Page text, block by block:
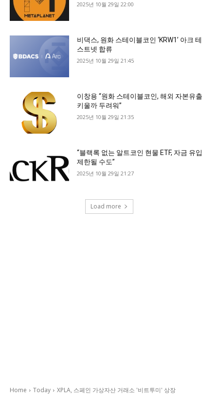
2025년 10월 29일 22:00
비댁스, 원화 스테이블코인 ‘KRW1’ 아크 테
스트넷 합류
2025년 10월 29일 21:45
이창용 “원화 스테이블코인, 해외 자본유출
키울까 두려워”
2025년 10월 29일 21:35
“블랙록 없는 알트코인 현물 ETF, 자금 유입
제한될 수도”
2025년 10월 29일 21:27
Load more